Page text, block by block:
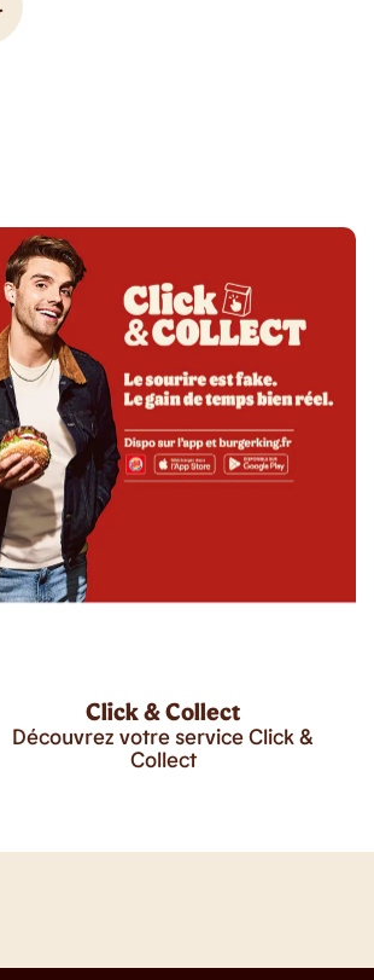
Click & Collect
Découvrez votre service Click &
Collect